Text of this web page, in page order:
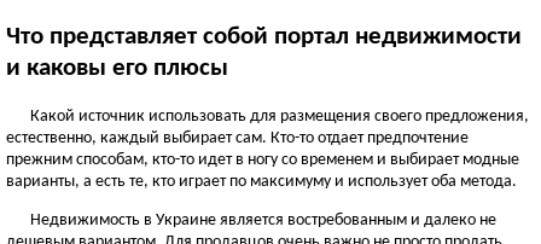
Севастополь
Керчь
Смотреть всё
Что представляет собой портал недвижимости
и каковы его плюсы
Какой источник использовать для размещения своего предложения,
естественно, каждый выбирает сам. Кто-то отдает предпочтение
прежним способам, кто-то идет в ногу со временем и выбирает модные
варианты, а есть те, кто играет по максимуму и использует оба метода.
Недвижимость в Украине является востребованным и далеко не